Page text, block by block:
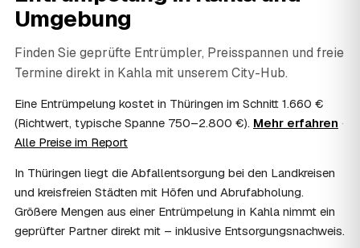
keine Steuerberatung — die konkrete Anrechnung klären
Sie mit Ihrem Finanzamt oder Steuerberater.
Kosten?
Im Einzelfall ist das möglich — etwa bei einer
Wohnungsauflösung im Rahmen von Sozialhilfe oder
einem vom Amt veranlassten Umzug. Wichtig: Den Antrag
stellen Sie vor Auftragserteilung beim zuständigen Amt
und holen die Kostenübernahme schriftlich ein. AWL
über die Kostenübernahme.
08 Bekomme ich einen Entsorgungsnachweis?
Ja. Die Partner entsorgen über zugelassene Höfe und
stellen auf Wunsch einen Entsorgungsnachweis aus —
Umgebung
Finden Sie geprüfte Entrümpler, Preisspannen und freie
Termine direkt in Kahla mit unserem City-Hub.
Eine Entrümpelung kostet in Thüringen im Schnitt 1.660 €
(Richtwert, typische Spanne 750–2.800 €). Mehr erfahren ·
Alle Preise im Report
In Thüringen liegt die Abfallentsorgung bei den Landkreisen
und kreisfreien Städten mit Höfen und Abrufabholung.
Größere Mengen aus einer Entrümpelung in Kahla nimmt ein
geprüfter Partner direkt mit – inklusive Entsorgungsnachweis.